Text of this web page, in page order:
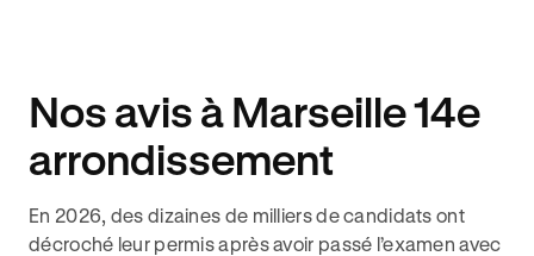
Nos avis à Marseille 14e
arrondissement
En 2026, des dizaines de milliers de candidats ont
décroché leur permis après avoir passé l’examen avec